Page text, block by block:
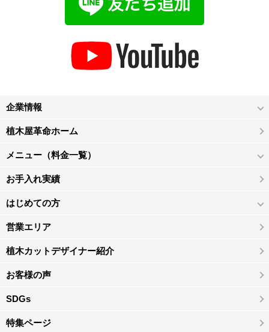
企業情報
植木屋革命ホーム
メニュー（料金一覧）
お手入れ実績
はじめての方
営業エリア
植木カットデザイナー紹介
お客様の声
SDGs
特集ページ